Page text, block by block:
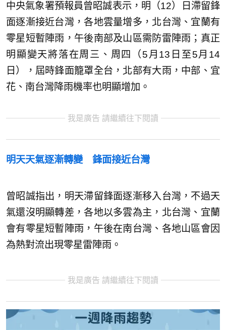
中央氣象署預報員曾昭誠表示，明（12）日滯留鋒
面逐漸接近台灣，各地雲量增多，北台灣、宜蘭有
零星短暫陣雨，午後南部及山區需防雷陣雨；真正
明顯變天將落在周三、周四（5月13日至5月14
日），屆時鋒面籠罩全台，北部有大雨，中部、宜
花、南台灣降雨機率也明顯增加。
我是廣告 請繼續往下閱讀
明天天氣逐漸轉變 鋒面接近台灣
曾昭誠指出，明天滯留鋒面逐漸移入台灣，不過天
氣還沒明顯轉差，各地以多雲為主，北台灣、宜蘭
會有零星短暫陣雨，午後在南台灣、各地山區會因
為熱對流出現零星雷陣雨。
我是廣告 請繼續往下閱讀